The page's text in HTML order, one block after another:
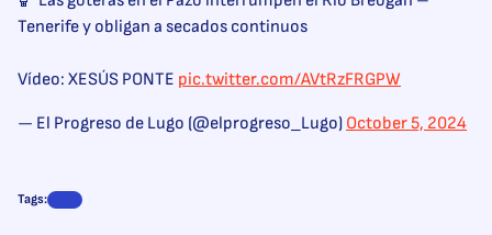
Tenerife y obligan a secados continuos
Vídeo: XESÚS PONTE pic.twitter.com/AVtRzFRGPW
— El Progreso de Lugo (@elprogreso_Lugo) October 5, 2024
Tags: